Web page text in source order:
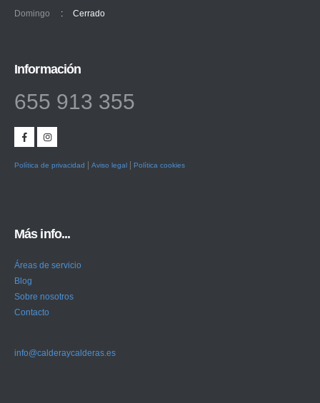
Domingo
: Cerrado
Información
655 913 355
Política de privacidad | Aviso legal | Política cookies
Más info...
Áreas de servicio
Blog
Sobre nosotros
Contacto
info@calderaycalderas.es